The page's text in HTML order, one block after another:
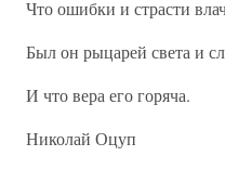
Что ошибки и страсти
Был он рыцарей света и
И что вера его горяча.
Николай Оцуп